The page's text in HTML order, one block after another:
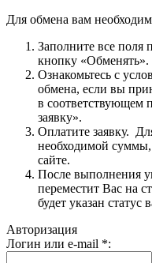
Для обмена вам
Заполните все
кнопку «Обменять».
Ознакомьтесь с
обмена, если вы
в соответствующем
заявку».
Оплатите заявку.
необходимой
сайте.
После выполнения
переместит Вас на
будет указан статус
Авторизация
Логин или e-mail *: